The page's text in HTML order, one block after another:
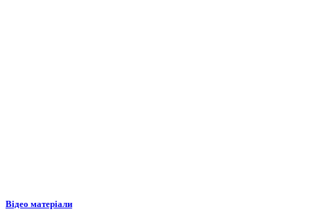
Відео матеріали